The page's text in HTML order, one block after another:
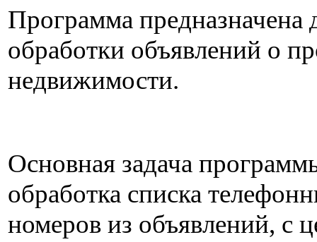
Программа предназначена
обработки объявлений о
недвижимости.
Основная задача
обработка списка
номеров из объявлений, с